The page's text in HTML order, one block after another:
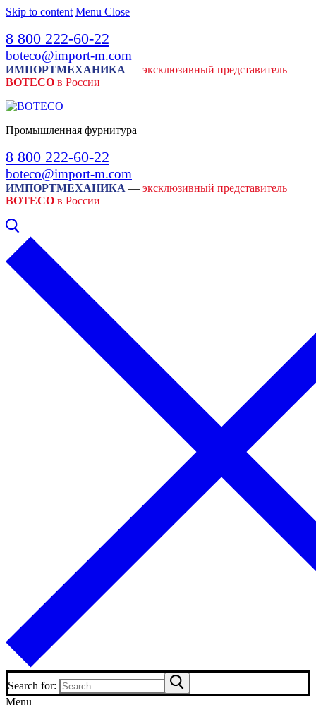
Skip to content Menu Close
8 800 222-60-22
boteco@import-m.com
ИМПОРТМЕХАНИКА — эксклюзивный представитель
BOTECO в России
Промышленная фурнитура
8 800 222-60-22
boteco@import-m.com
ИМПОРТМЕХАНИКА — эксклюзивный представитель
BOTECO в России
Search for:
Menu